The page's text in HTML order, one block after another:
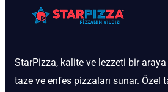
StarPizza, kalite ve lezzeti bir
taze ve enfes pizzaları sunar. Özel